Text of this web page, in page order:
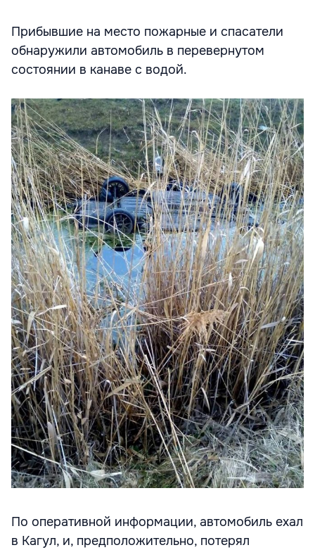
Прибывшие на место пожарные и спасатели
обнаружили автомобиль в перевернутом
состоянии в канаве с водой.
По оперативной информации, автомобиль ехал
в Кагул, и, предположительно, потерял